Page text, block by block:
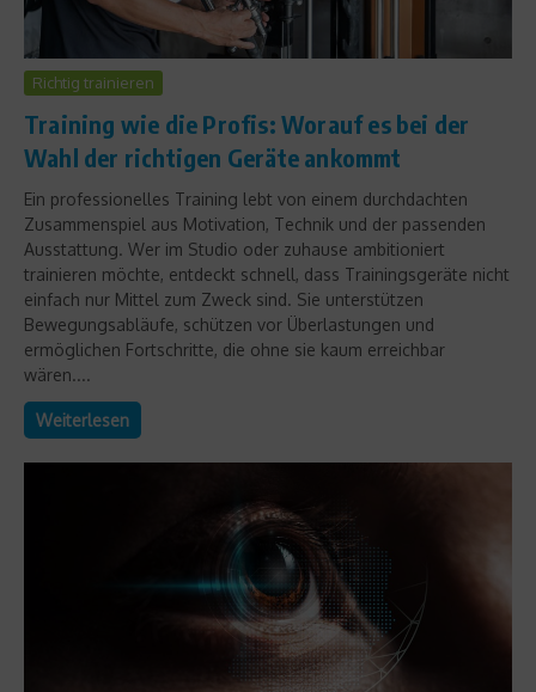
Richtig trainieren
Training wie die Profis: Worauf es bei der
Wahl der richtigen Geräte ankommt
Ein professionelles Training lebt von einem durchdachten
Zusammenspiel aus Motivation, Technik und der passenden
Ausstattung. Wer im Studio oder zuhause ambitioniert
trainieren möchte, entdeckt schnell, dass Trainingsgeräte nicht
einfach nur Mittel zum Zweck sind. Sie unterstützen
Bewegungsabläufe, schützen vor Überlastungen und
ermöglichen Fortschritte, die ohne sie kaum erreichbar
wären....
Weiterlesen